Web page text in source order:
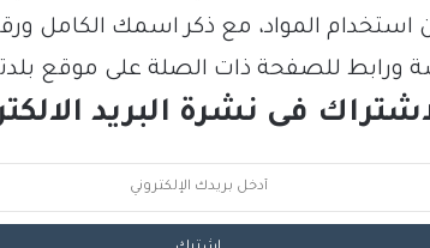
استخدام المواد، مع ذكر اسمك الكامل
ورابط للصفحة ذات الصلة على موقع
فى نشرة البريد